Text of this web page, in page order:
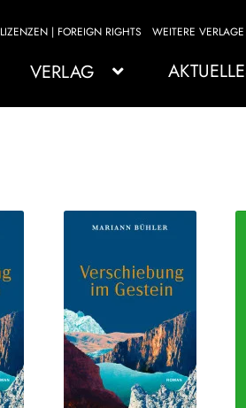
LIZENZEN | FOREIGN RIGHTS WEITERE VERLAGE
VERLAG